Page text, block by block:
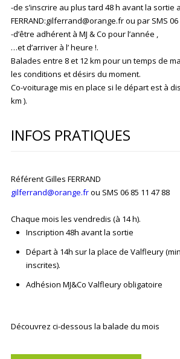
-de s’inscrire au plus tard 48 h avant la sortie
FERRAND:gilferrand@orange.fr ou par SMS 06
-d’être adhérent à MJ & Co pour l’année ,
…et d’arriver à l’ heure !.
Balades entre 8 et 12 km pour un temps de
les conditions et désirs du moment.
Co-voiturage mis en place si le départ est à
km ).
INFOS PRATIQUES
Référent Gilles FERRAND
gilferrand@orange.frou SMS 06 85 11 47 88
Chaque mois les vendredis (à 14 h).
Inscription 48h avant la sortie
Départ à 14h sur la place de Valfleury
inscrites).
Adhésion MJ&Co Valfleury obligatoire
Découvrez ci-dessous la balade du mois